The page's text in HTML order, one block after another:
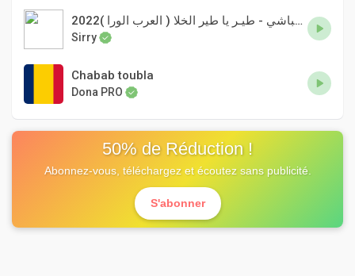
الامبراطورة عشـة الجبـل - علي تباشي - طيـر يا طير الخلا ( العرب الورا )2022New
Sirry
Chabab toubla
Dona PRO
50% de Réduction !
Abonnez-vous, téléchargez et écoutez sans publicité.
S'abonner